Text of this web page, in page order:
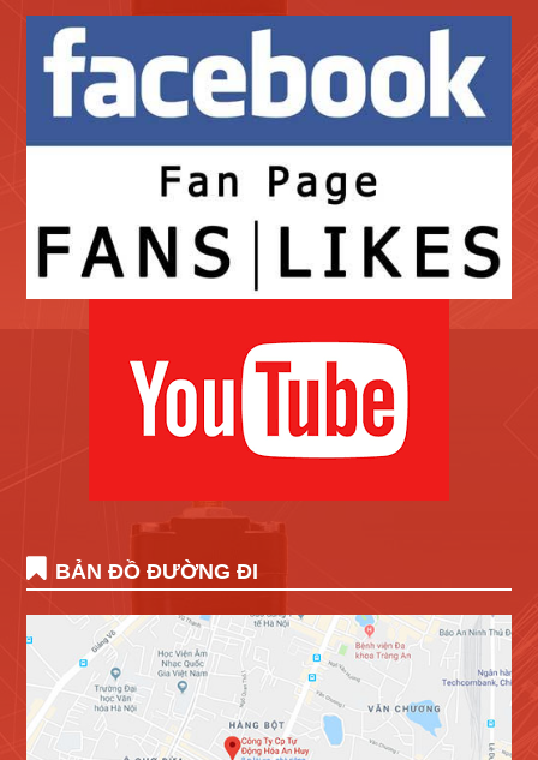
BẢN ĐỒ ĐƯỜNG ĐI